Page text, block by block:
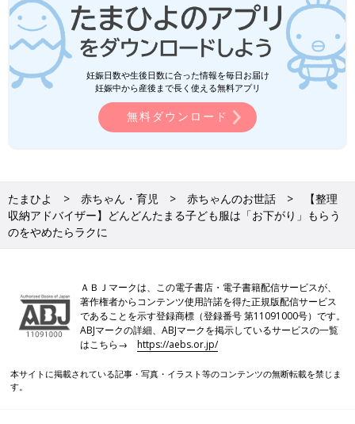
妊娠日数や生後日数に合った情報を毎日お届け
妊娠中から産後まで長く使える無料アプリ
無料ダウンロード
たまひよ 赤ちゃん・育児 赤ちゃんのお世話
【整理
収納アドバイザー】どんどんたまる子ども服は「お下がり」もらう
のをやめたらラクに
ＡＢＪマークは、この電子書店・電子書籍配信サービスが、
著作権者からコンテンツ使用許諾を得た正規版配信サービス
であることを示す登録商標（登録番号 第11091000号）です。
ABJマークの詳細、ABJマークを掲示しているサービスの一覧
はこちら→https://aebs.or.jp/
本サイトに掲載されている記事・写真・イラスト等のコンテンツの無断転載を禁じま
す。